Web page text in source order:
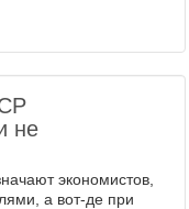
не
экономистов,
а вот-де при